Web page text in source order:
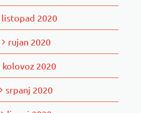
listopad 2020
rujan 2020
kolovoz 2020
srpanj 2020